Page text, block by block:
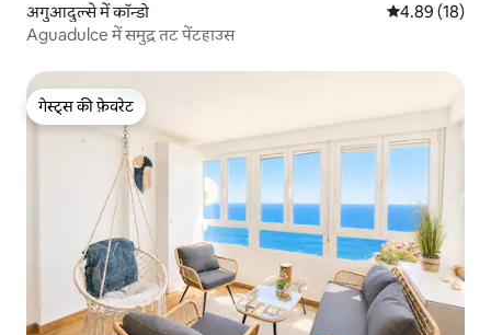
अगुआदुल्से में कॉन्डो औसत रेटिंग 5 में
4.89 (18)
Aguadulce में समुद्र तट पेंटहाउस
गेस्ट्स की फ़ेवरेट
गेस्ट्स की फ़ेवरेट